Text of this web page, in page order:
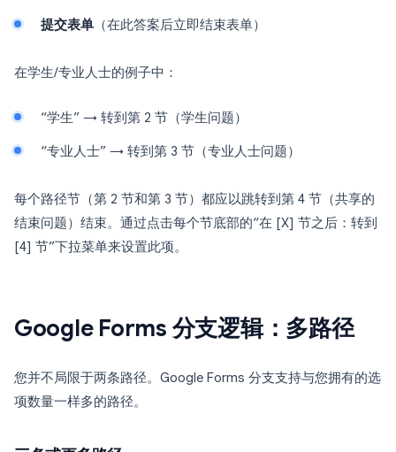
提交表单 （在此答案后立即结束表单）
在学生/专业人士的例子中：
“学生” → 转到第 2 节（学生问题）
“专业人士” → 转到第 3 节（专业人士问题）
每个路径节（第 2 节和第 3 节）都应以跳转到第 4 节（共享的
结束问题）结束。通过点击每个节底部的“在 [X] 节之后：转到
[4] 节”下拉菜单来设置此项。
Google Forms 分支逻辑：多路径
您并不局限于两条路径。Google Forms 分支支持与您拥有的选
项数量一样多的路径。